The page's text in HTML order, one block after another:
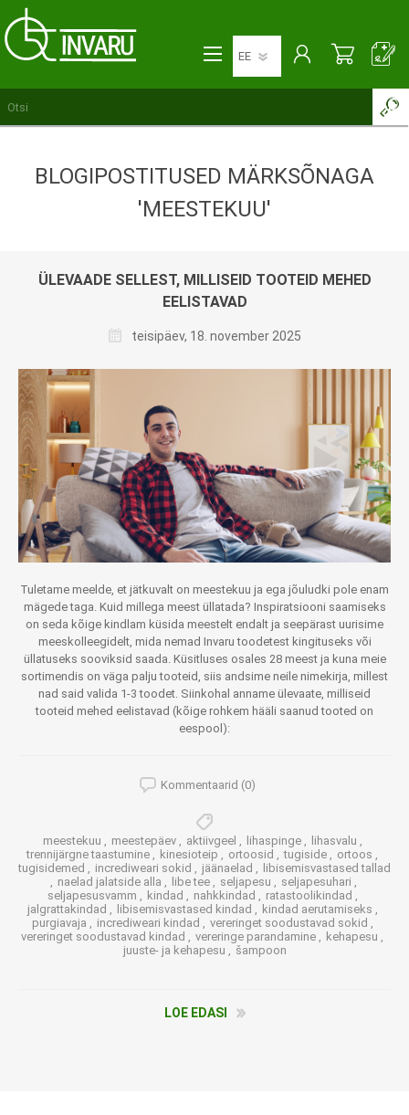
BLOGIPOSTITUSED MÄRKSÕNAGA
'MEESTEKUU'
ÜLEVAADE SELLEST, MILLISEID TOOTEID MEHED
EELISTAVAD
teisipäev, 18. november 2025
Tuletame meelde, et jätkuvalt on meestekuu ja ega jõuludki pole enam
mägede taga. Kuid millega meest üllatada? Inspiratsiooni saamiseks
on seda kõige kindlam küsida meestelt endalt ja seepärast uurisime
meeskolleegidelt, mida nemad Invaru toodetest kingituseks või
üllatuseks sooviksid saada. Küsitluses osales 28 meest ja kuna meie
sortimendis on väga palju tooteid, siis andsime neile nimekirja, millest
nad said valida 1-3 toodet. Siinkohal anname ülevaate, milliseid
tooteid mehed eelistavad (kõige rohkem hääli saanud tooted on
eespool):
Kommentaarid (0)
meestekuu , meestepäev , aktiivgeel , lihaspinge , lihasvalu ,
trennijärgne taastumine , kinesioteip , ortoosid , tugiside , ortoos ,
tugisidemed , incrediweari sokid , jäänaelad ,
libisemisvastased tallad
, naelad jalatside alla , libe tee , seljapesu , seljapesuhari ,
seljapesusvamm , kindad , nahkkindad , ratastoolikindad ,
jalgrattakindad , libisemisvastased kindad , kindad aerutamiseks ,
purgiavaja , incrediweari kindad , vereringet soodustavad sokid ,
vereringet soodustavad kindad , vereringe parandamine , kehapesu ,
juuste- ja kehapesu , šampoon
LOE EDASI